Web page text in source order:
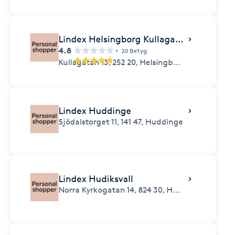
Lindex Helsingborg Kullagatan
4.8 20 Betyg
Kullagatan 13,252 20, Helsingborg
Lindex Huddinge
Sjödalstorget 11,141 47, Huddinge
Lindex Hudiksvall
Norra Kyrkogatan 14, 824 30, Hudiksvall